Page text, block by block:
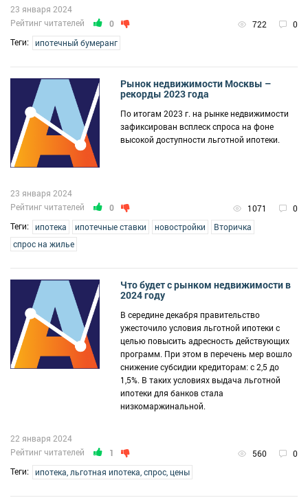
Рейтинг читателей 0 722 0
23 января 2024
Теги: ипотечный бумеранг
Рынок недвижимости Москвы –
рекорды 2023 года
По итогам 2023 г. на рынке недвижимости
зафиксирован всплеск спроса на фоне
высокой доступности льготной ипотеки.
Рейтинг читателей 0 1071 0
23 января 2024
Теги: ипотека ипотечные ставки новостройки
Вторичка
спрос на жилье
Что будет с рынком недвижимости в
2024 году
В середине декабря правительство
ужесточило условия льготной ипотеки с
целью повысить адресность действующих
программ. При этом в перечень мер вошло
снижение субсидии кредиторам: с 2,5 до
1,5%. В таких условиях выдача льготной
ипотеки для банков стала
низкомаржинальной.
Рейтинг читателей 1 560 0
22 января 2024
Теги: ипотека, льготная ипотека, спрос, цены